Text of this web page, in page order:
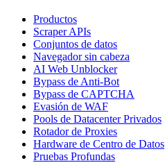
Productos
Scraper APIs
Conjuntos de datos
Navegador sin cabeza
AI Web Unblocker
Bypass de Anti-Bot
Bypass de CAPTCHA
Evasión de WAF
Pools de Datacenter Privados
Rotador de Proxies
Hardware de Centro de Datos
Pruebas Profundas